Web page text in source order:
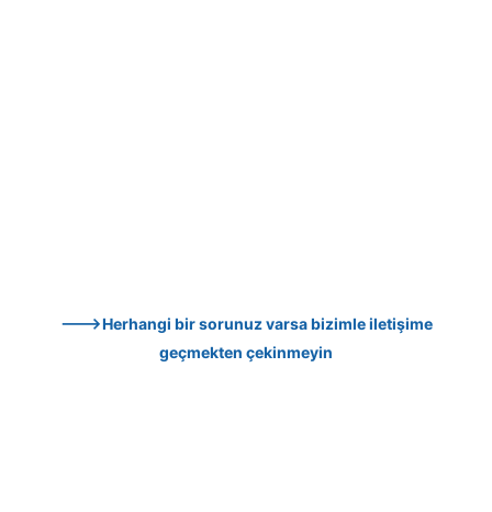
--->Herhangi bir sorunuz varsa bizimle iletişime
geçmekten çekinmeyin